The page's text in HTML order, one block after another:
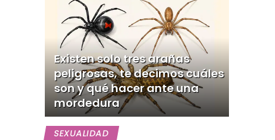
Existen solo tres arañas
peligrosas, te decimos cuáles
son y qué hacer ante una
mordedura
SEXUALIDAD